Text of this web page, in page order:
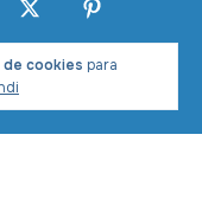
de cookies para